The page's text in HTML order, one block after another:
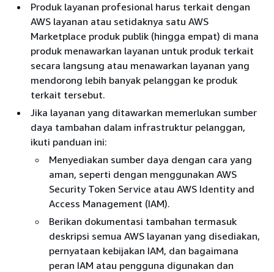
Produk layanan profesional harus terkait dengan
AWS layanan atau setidaknya satu AWS
Marketplace produk publik (hingga empat) di mana
produk menawarkan layanan untuk produk terkait
secara langsung atau menawarkan layanan yang
mendorong lebih banyak pelanggan ke produk
terkait tersebut.
Jika layanan yang ditawarkan memerlukan sumber
daya tambahan dalam infrastruktur pelanggan,
ikuti panduan ini:
Menyediakan sumber daya dengan cara yang
aman, seperti dengan menggunakan AWS
Security Token Service atau AWS Identity and
Access Management (IAM).
Berikan dokumentasi tambahan termasuk
deskripsi semua AWS layanan yang disediakan,
pernyataan kebijakan IAM, dan bagaimana
peran IAM atau pengguna digunakan dan